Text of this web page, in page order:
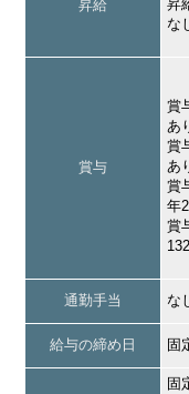
昇給
昇
な
賞与
賞
あ
賞
あ
賞
年
賞
通勤手当 な
給与の締め日 固
固